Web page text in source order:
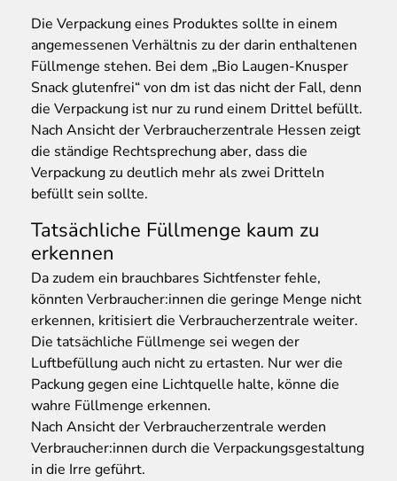
Die Verpackung eines Produktes sollte in einem
angemessenen Verhältnis zu der darin enthaltenen
Füllmenge stehen. Bei dem „Bio Laugen-Knusper
Snack glutenfrei“ von dm ist das nicht der Fall, denn
die Verpackung ist nur zu rund einem Drittel befüllt.
Nach Ansicht der Verbraucherzentrale Hessen zeigt
die ständige Rechtsprechung aber, dass die
Verpackung zu deutlich mehr als zwei Dritteln
befüllt sein sollte.
Tatsächliche Füllmenge kaum zu
erkennen
Da zudem ein brauchbares Sichtfenster fehle,
könnten Verbraucher:innen die geringe Menge nicht
erkennen, kritisiert die Verbraucherzentrale weiter.
Die tatsächliche Füllmenge sei wegen der
Luftbefüllung auch nicht zu ertasten. Nur wer die
Packung gegen eine Lichtquelle halte, könne die
wahre Füllmenge erkennen.
Nach Ansicht der Verbraucherzentrale werden
Verbraucher:innen durch die Verpackungsgestaltung
in die Irre geführt.